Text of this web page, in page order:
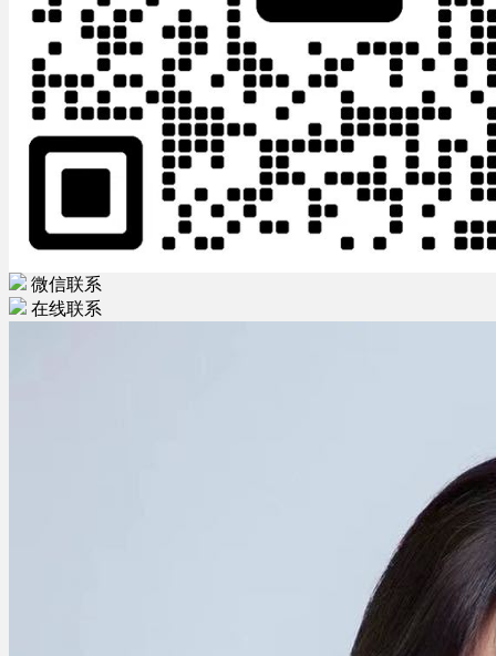
微信联系
在线联系